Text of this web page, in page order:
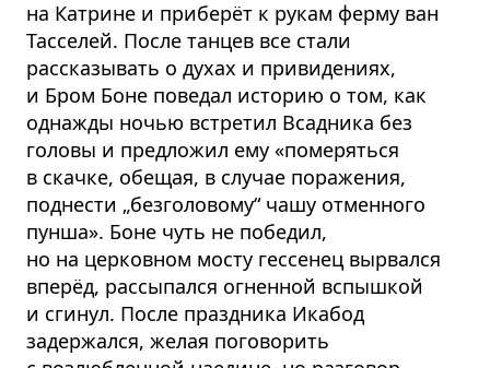
на Катрине и приберёт к рукам ферму ван
Тасселей. После танцев все стали
рассказывать о духах и привидениях,
и Бром Боне поведал историю о том, как
однажды ночью встретил Всадника без
головы и предложил ему «померяться
в скачке, обещая, в случае поражения,
поднести „безголовому“ чашу отменного
пунша». Боне чуть не победил,
но на церковном мосту гессенец вырвался
вперёд, рассыпался огненной вспышкой
и сгинул. После праздника Икабод
задержался, желая поговорить